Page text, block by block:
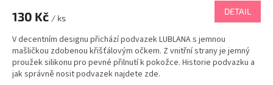
130 Kč / ks
DETAIL
V decentním designu přichází podvazek LUBLANA s jemnou
mašličkou zdobenou křišťálovým očkem. Z vnitřní strany je jemný
proužek silikonu pro pevné přilnutí k pokožce. Historie podvazku a
jak správně nosit podvazek najdete zde.